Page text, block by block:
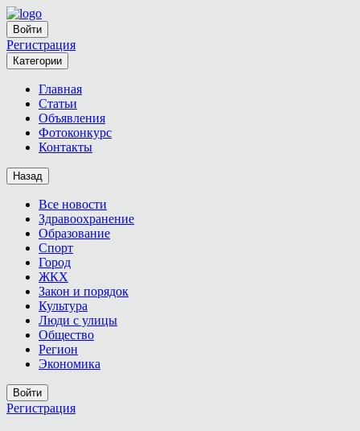
Войти
Регистрация
Категории
Главная
Статьи
Объявления
Фотоконкурс
Контакты
Назад
Все новости
Здравоохранение
Образование
Спорт
Город
ЖКХ
Закон и порядок
Культура
Люди с улицы
Общество
Регион
Экономика
Войти
Регистрация